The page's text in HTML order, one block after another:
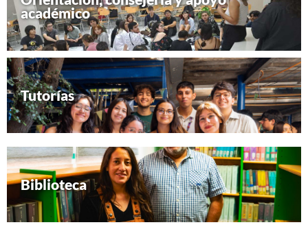
académico
Tutorías
Biblioteca